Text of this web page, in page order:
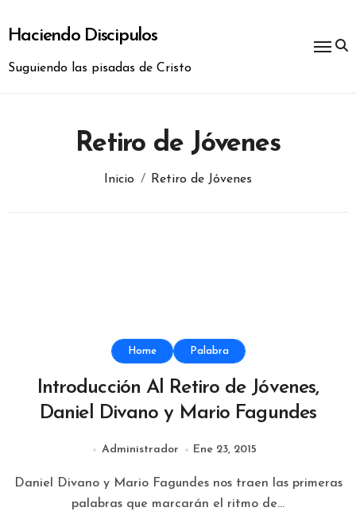
contenido
Haciendo Discipulos
Suguiendo las pisadas de Cristo
Retiro de Jóvenes
Inicio Retiro de Jóvenes
Home Palabra
Introducción Al Retiro de Jóvenes,
Daniel Divano y Mario Fagundes
Administrador Ene 23, 2015
Daniel Divano y Mario Fagundes nos traen las primeras
palabras que marcarán el ritmo de...